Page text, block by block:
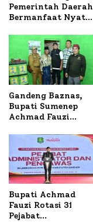
Pemerintah Daerah
Bermanfaat Nyata
Bupati Sumenep
Tinjau Langsung
Budidaya Lele dan
Ayam Petelur di
Desa Bataal Timur
Gandeng Baznas,
Bupati Sumenep
Achmad Fauzi
Serahkan Bantuan
Bedah RTLH di Dua
Kecamatan
Bupati Achmad
Fauzi Rotasi 31
Pejabat